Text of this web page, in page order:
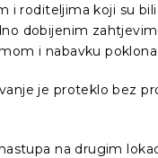
i roditeljima koji su
dobijenim
i nabavku
je proteklo bez
na drugim